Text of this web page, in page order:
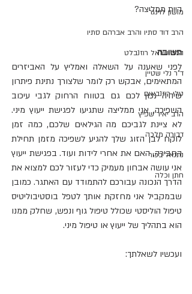
מושון לוינגר
הרב דוד סתיו והרב אברהם סתיו
הרב שראל רוזנבלט
ד"ר נלי שטיין
טלי רוזנבאום
הרב יאיר שפיץ
דבורה מלכה
נתנאל בכור
חתן וכלה
היית ממליצה?
תשובה
הוא בתהליך של ייעוץ או טיפול מיני.
ועכשיו לשאלתך: